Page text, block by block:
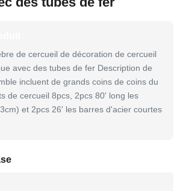
de cercueil de décoration de cercueil
avec des tubes de fer Description de
incluent de grands coins de coins du
de cercueil 8pcs, 2pcs 80' long les
et 2pcs 26' les barres d'acier courtes